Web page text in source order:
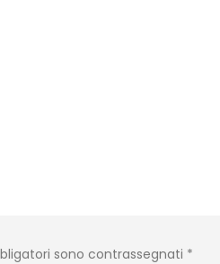
sono contrassegnati *